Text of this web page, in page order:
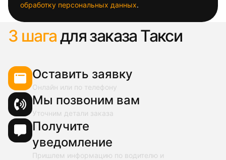
обработку персональных данных.
3 шагадля заказа Такси
Оставить заявку
Онлайн или по телефону
Мы позвоним вам
Уточним детали заказа
Получите
уведомление
Пришлем информацию по водителю и